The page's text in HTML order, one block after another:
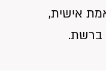
אישית,
ברשת.